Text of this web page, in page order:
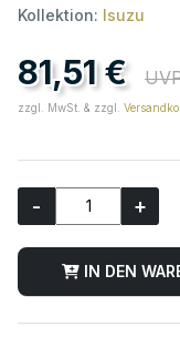
Kollektion: Isuzu
81,51 €
zzgl. MwSt. & zzgl.
- +
IN DEN